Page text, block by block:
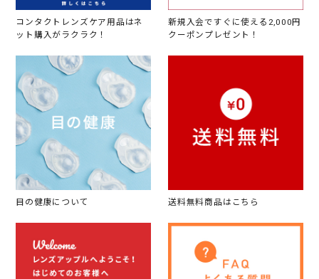
コンタクトレンズケア用品はネ
ット購入がラクラク！
新規入会ですぐに使える2,000円
クーポンプレゼント！
目の健康について 送料無料商品はこちら